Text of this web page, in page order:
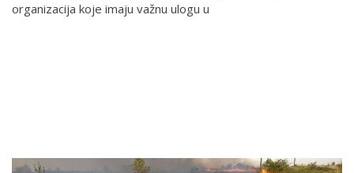
organizacija koje imaju važnu ulogu u